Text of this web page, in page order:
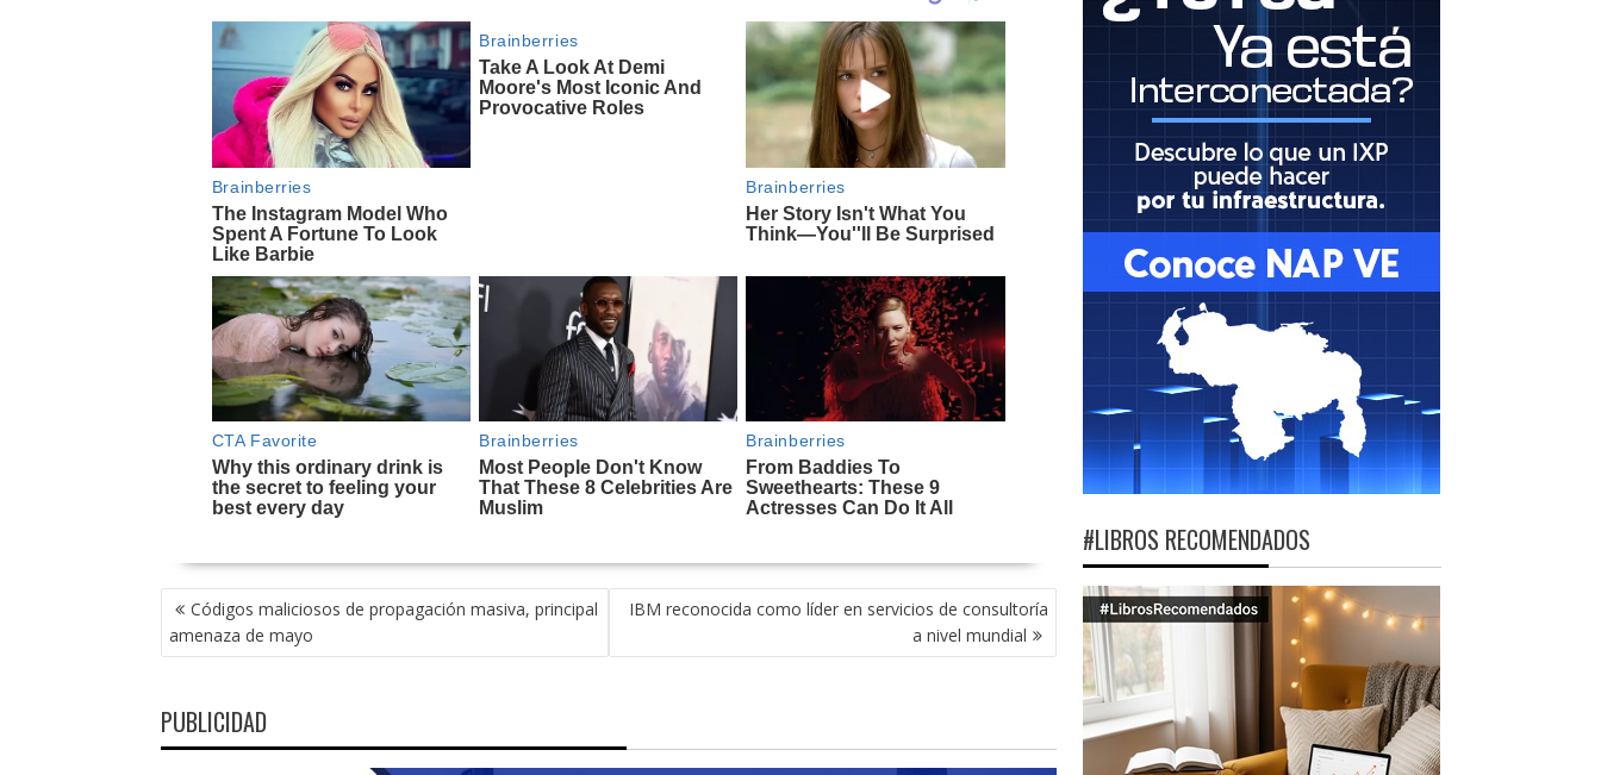
NAVEGACIÓN
DE
ENTRADAS
Códigos maliciosos de propagación masiva, principal
amenaza de mayo
IBM reconocida como líder en servicios de consultoría
a nivel mundial
PUBLICIDAD
#LIBROS RECOMENDADOS